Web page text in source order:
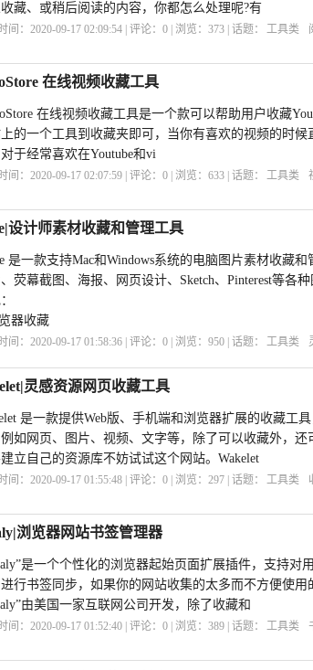
藏、或稍后阅读的内容，你都怎么处理呢?有
间：2020-09-17 02:09:54 | 评论：0 | 浏览：373 | 话题： 工具类
在线视频收藏工具
在线视频收藏工具是一个款可以帮助用户收藏
上的一个工具到收藏夹即可，当你有喜欢的视频的时
对于经常喜欢在Youtube和vi
间：2020-09-17 02:07:59 | 评论：0 | 浏览：633 | 话题： 工具类
设计师素材收藏和管理工具
是一款支持Mac和Windows系统的电脑图片素材收藏
荧幕截图、海报、网页设计、Sketch、Pinterest等各
器收藏
间：2020-09-17 01:58:36 | 评论：0 | 浏览：950 | 话题： 工具类
灵感资源网页收藏工具
是一款提供Web版、手机端和浏览器扩展的收藏工
如网页、图片、视频、文字等，除了可以收藏外，
立自己的资源库不妨试试这个网站。Wakelet
间：2020-09-17 01:55:48 | 评论：0 | 浏览：297 | 话题： 工具类
浏览器网站书签管理器
是一个个性化的浏览器起始页面扩展插件，支持
行书签同步，如果你的网站收集的太多而不方便使用
由美国一家互联网公司开发，除了收藏和
间：2020-09-17 01:52:40 | 评论：0 | 浏览：389 | 话题： 工具类